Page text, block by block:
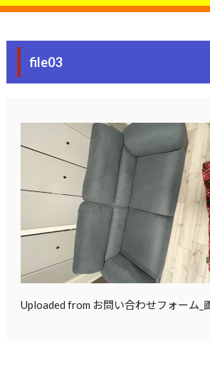
file03
Uploaded from お問い合わせフォーム_